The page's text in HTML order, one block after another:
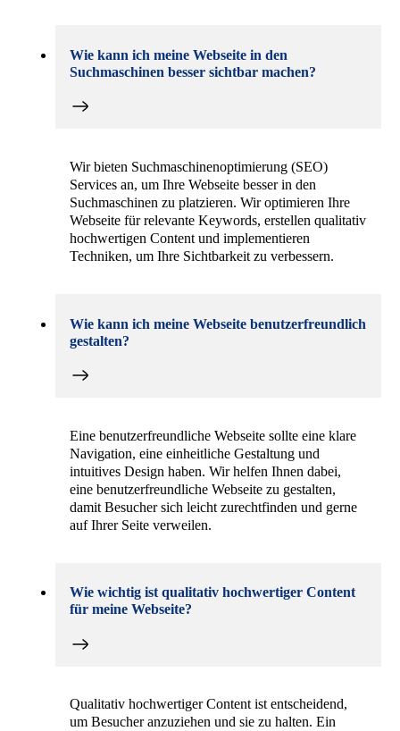
Wie kann ich meine Webseite in den
Suchmaschinen besser sichtbar machen?
Wir bieten Suchmaschinenoptimierung (SEO)
Services an, um Ihre Webseite besser in den
Suchmaschinen zu platzieren. Wir optimieren Ihre
Webseite für relevante Keywords, erstellen qualitativ
hochwertigen Content und implementieren
Techniken, um Ihre Sichtbarkeit zu verbessern.
Wie kann ich meine Webseite benutzerfreundlich
gestalten?
Eine benutzerfreundliche Webseite sollte eine klare
Navigation, eine einheitliche Gestaltung und
intuitives Design haben. Wir helfen Ihnen dabei,
eine benutzerfreundliche Webseite zu gestalten,
damit Besucher sich leicht zurechtfinden und gerne
auf Ihrer Seite verweilen.
Wie wichtig ist qualitativ hochwertiger Content
für meine Webseite?
Qualitativ hochwertiger Content ist entscheidend,
um Besucher anzuziehen und sie zu halten. Ein